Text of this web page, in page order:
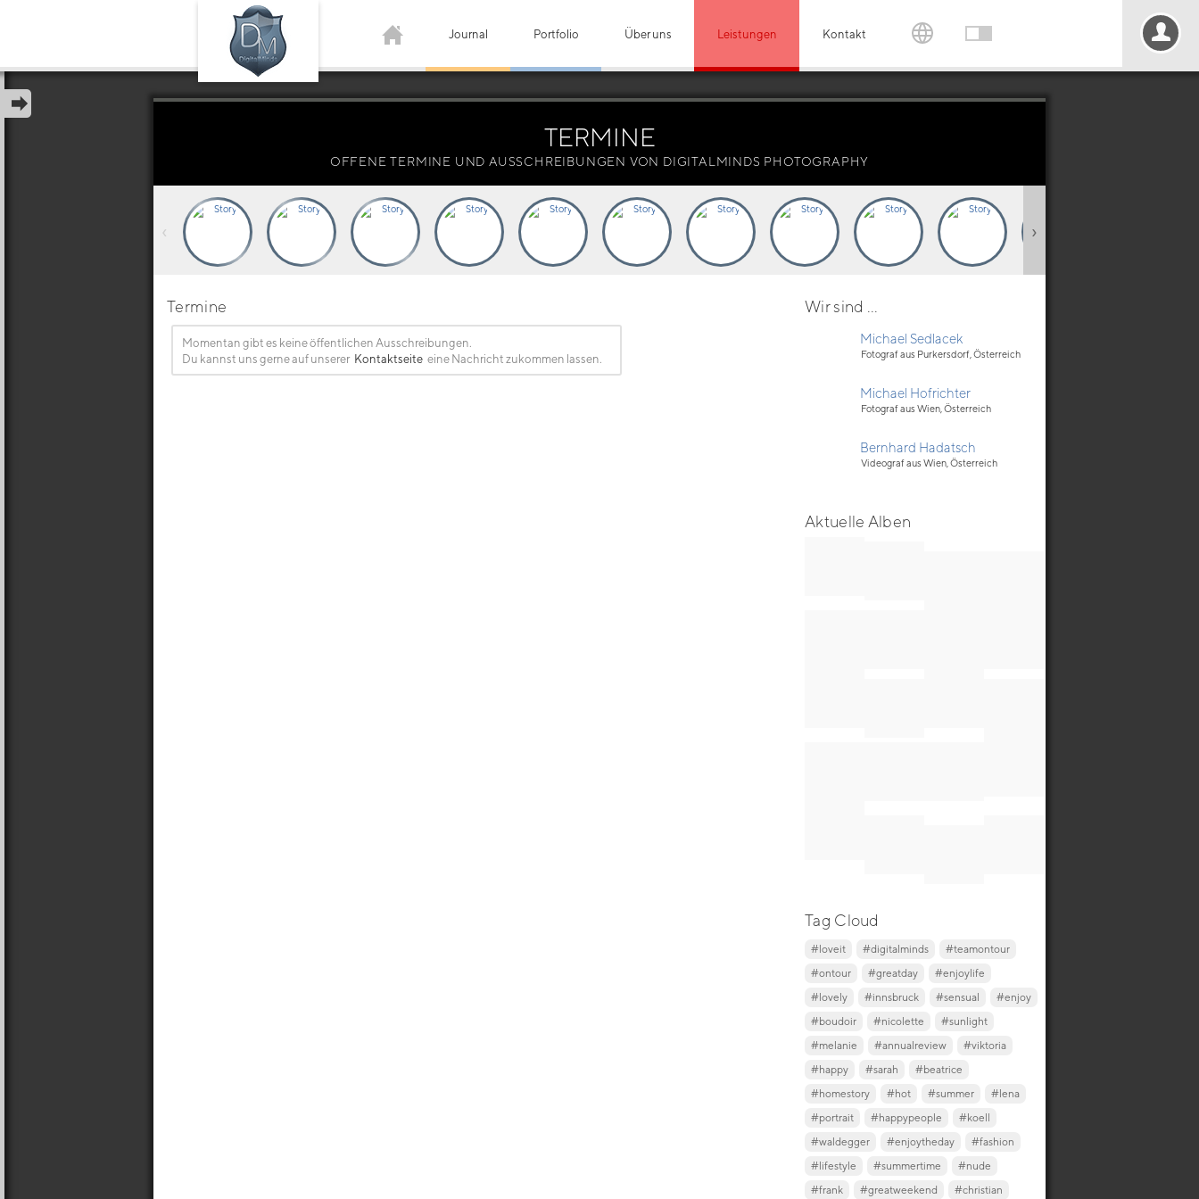
Journal Portfolio Über uns Leistungen Kontakt
TERMINE
OFFENE TERMINE UND AUSSCHREIBUNGEN VON DIGITALMINDS PHOTOGRAPHY
‹ ›
Termine
Momentan gibt es keine öffentlichen Ausschreibungen.
Du kannst uns gerne auf unserer Kontaktseite eine Nachricht zukommen lassen.
Wir sind ...
Michael Sedlacek
Fotograf aus Purkersdorf, Österreich
Michael Hofrichter
Fotograf aus Wien, Österreich
Bernhard Hadatsch
Videograf aus Wien, Österreich
Aktuelle Alben
Tag Cloud
#loveit #digitalminds
#teamontour
#ontour
#greatday
#enjoylife
#lovely
#innsbruck #sensual
#enjoy
#boudoir
#nicolette
#sunlight
#melanie
#annualreview
#viktoria
#happy
#sarah
#beatrice
#homestory
#hot #summer
#lena
#portrait
#happypeople
#koell
#waldegger
#enjoytheday
#fashion
#lifestyle
#summertime
#nude
#frank
#greatweekend #christian